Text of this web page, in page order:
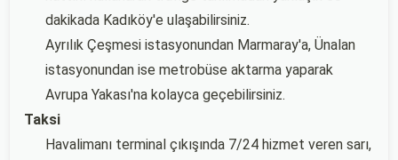
dakikada Kadıköy'e ulaşabilirsiniz.
Ayrılık Çeşmesi istasyonundan Marmaray'a, Ünalan
istasyonundan ise metrobüse aktarma yaparak
Avrupa Yakası'na kolayca geçebilirsiniz.
Taksi
Havalimanı terminal çıkışında 7/24 hizmet veren sarı,